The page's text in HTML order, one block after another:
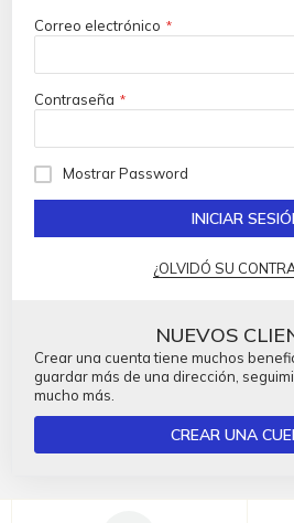
Correo electrónico
Contraseña
Mostrar Password
INICIAR
¿OLVIDÓ SU
NUEVOS
Crear una cuenta tiene muchos
guardar más de una dirección,
mucho más.
CREAR UNA